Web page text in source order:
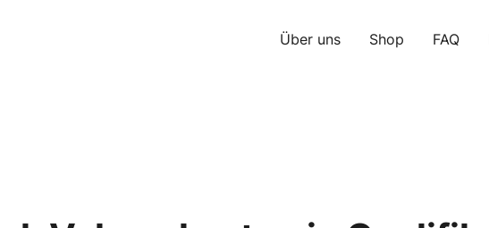
Über uns Shop FAQ